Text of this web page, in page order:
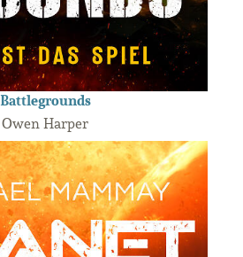
Battlegrounds
Owen Harper